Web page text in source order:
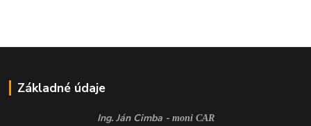
Základné údaje
Ing. Ján Cimba - moni CAR